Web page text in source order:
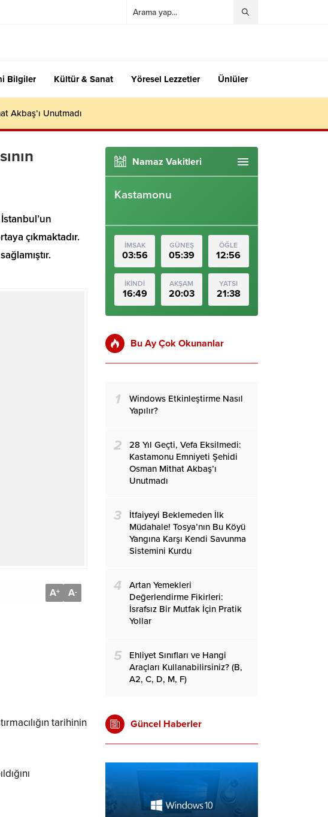
Bilgiler Kültür & Sanat Yöresel Lezzetler Ünlüler
Akbaş’ı Unutmadı
çıkmaktadır.
A+ A-
tarihinin
Namaz Vakitleri
Kastamonu
İMSAK
03:56
GÜNEŞ
05:39
ÖĞLE
12:56
İKİNDİ
16:49
AKŞAM
20:03
YATSI
21:38
Bu Ay Çok Okunanlar
1
Windows Etkinleştirme Nasıl
Yapılır?
2
28 Yıl Geçti, Vefa Eksilmedi:
Kastamonu Emniyeti Şehidi
Osman Mithat Akbaş’ı
Unutmadı
3
İtfaiyeyi Beklemeden İlk
Müdahale! Tosya’nın Bu Köyü
Yangına Karşı Kendi Savunma
Sistemini Kurdu
4
Artan Yemekleri
Değerlendirme Fikirleri:
İsrafsız Bir Mutfak İçin Pratik
Yollar
5
Ehliyet Sınıfları ve Hangi
Araçları Kullanabilirsiniz? (B,
A2, C, D, M, F)
Güncel Haberler